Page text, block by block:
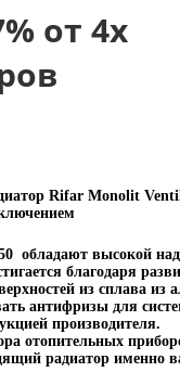
от 4х
Rifar Monolit
обладают высокой
благодаря
из сплава из
антифризы для
производителя.
отопительных
радиатор именно